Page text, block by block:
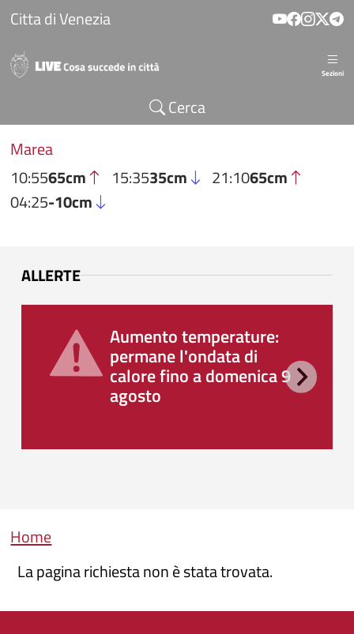
Salta al contenuto principale
Citta di Venezia
Sezioni
Cerca
Marea
10:5565cm 15:3535cm 21:1065cm
04:25-10cm
ALLERTE
Aumento temperature:
permane l'ondata di
calore fino a domenica 9
agosto
Briciole di pane
Home
La pagina richiesta non è stata trovata.